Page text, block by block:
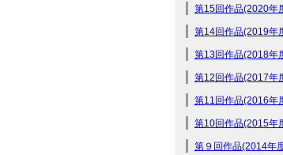
第15回作品(2020年
第14回作品(2019年
第13回作品(2018年
第12回作品(2017年
第11回作品(2016年
第10回作品(2015年
第９回作品(2014年